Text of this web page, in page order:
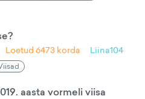
Loetud 6473 korda Liina104
aasta vormeli viisa